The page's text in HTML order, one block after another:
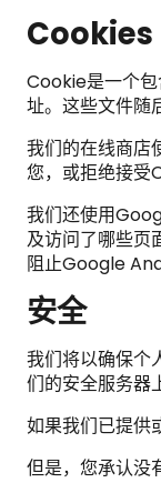
Cookies
Cookie是一个
址。这些文件随
我们的在线商店
您，或拒绝接受
我们还使用
及访问了哪些页
阻止Google
安全
我们将以确保个
们的安全服务器
如果我们已提供
但是，您承认没